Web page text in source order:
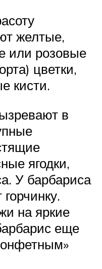
желтые,
или розовые
цветки,
кисти.
в
ягодки,
У барбариса
на яркие
еще